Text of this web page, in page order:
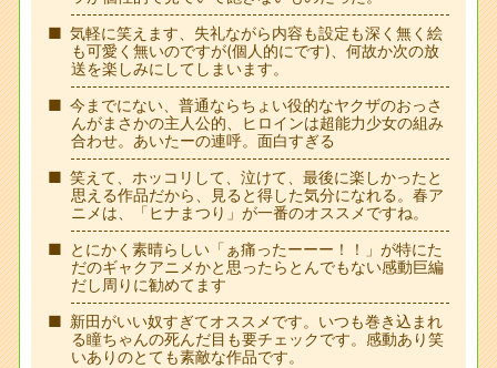
気軽に笑えます、失礼ながら内容も設定も深く無く絵
も可愛く無いのですが(個人的にです)、何故か次の放
送を楽しみにしてしまいます。
今までにない、普通ならちょい役的なヤクザのおっさ
んがまさかの主人公的、ヒロインは超能力少女の組み
合わせ。あいたーの連呼。面白すぎる
笑えて、ホッコリして、泣けて、最後に楽しかったと
思える作品だから、見ると得した気分になれる。春ア
ニメは、「ヒナまつり」が一番のオススメですね。
とにかく素晴らしい「ぁ痛ったーーー！！」が特にた
だのギャクアニメかと思ったらとんでもない感動巨編
だし周りに勧めてます
新田がいい奴すぎてオススメです。いつも巻き込まれ
る瞳ちゃんの死んだ目も要チェックです。感動あり笑
いありのとても素敵な作品です。